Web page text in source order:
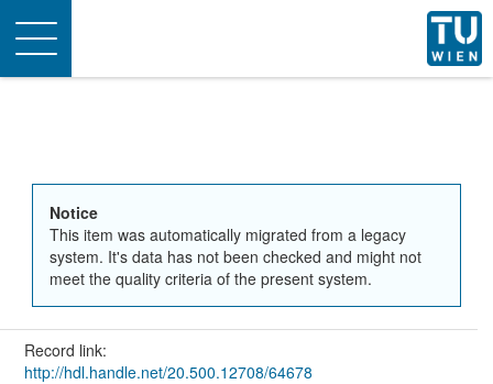
Toggle
navigation
Notice
This item was automatically migrated from a legacy
system. It's data has not been checked and might not
meet the quality criteria of the present system.
Record link:
http://hdl.handle.net/20.500.12708/64678